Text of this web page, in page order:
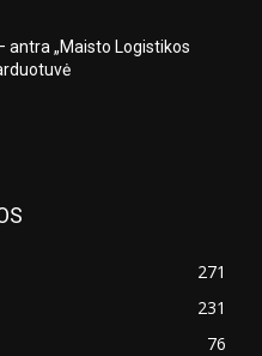
antra „Maisto Logistikos
271
231
76